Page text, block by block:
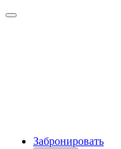
Забронировать